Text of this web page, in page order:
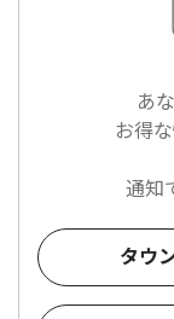
あ
お得
通知
タウ